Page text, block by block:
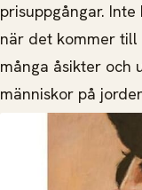
prisuppgångar.
när det kommer till
många åsikter och
människor på